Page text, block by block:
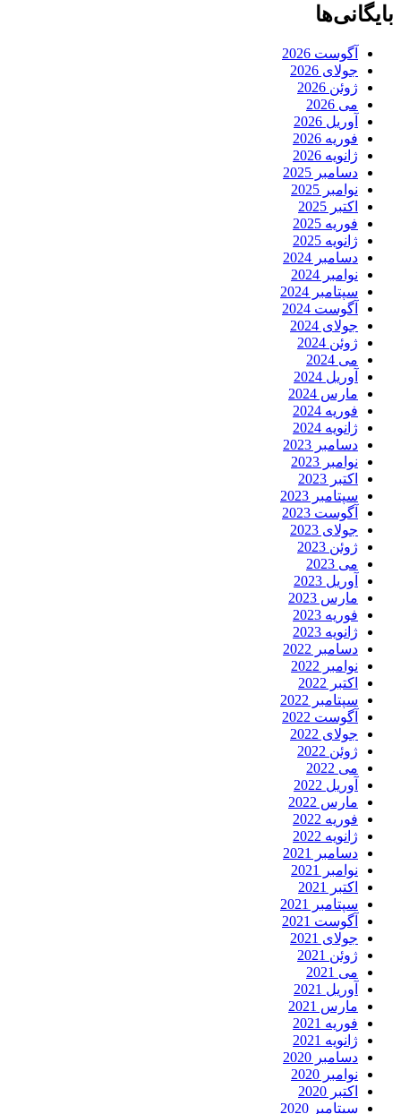
بایگانی‌ها
آگوست 2026
جولای 2026
ژوئن 2026
می 2026
آوریل 2026
فوریه 2026
ژانویه 2026
دسامبر 2025
نوامبر 2025
اکتبر 2025
فوریه 2025
ژانویه 2025
دسامبر 2024
نوامبر 2024
سپتامبر 2024
آگوست 2024
جولای 2024
ژوئن 2024
می 2024
آوریل 2024
مارس 2024
فوریه 2024
ژانویه 2024
دسامبر 2023
نوامبر 2023
اکتبر 2023
سپتامبر 2023
آگوست 2023
جولای 2023
ژوئن 2023
می 2023
آوریل 2023
مارس 2023
فوریه 2023
ژانویه 2023
دسامبر 2022
نوامبر 2022
اکتبر 2022
سپتامبر 2022
آگوست 2022
جولای 2022
ژوئن 2022
می 2022
آوریل 2022
مارس 2022
فوریه 2022
ژانویه 2022
دسامبر 2021
نوامبر 2021
اکتبر 2021
سپتامبر 2021
آگوست 2021
جولای 2021
ژوئن 2021
می 2021
آوریل 2021
مارس 2021
فوریه 2021
ژانویه 2021
دسامبر 2020
نوامبر 2020
اکتبر 2020
سپتامبر 2020